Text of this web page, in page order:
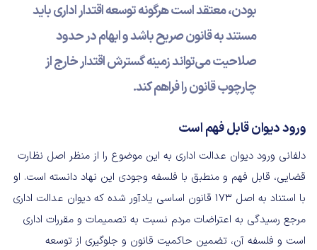
بودن، معتقد است هرگونه توسعه اقتدار اداری باید
مستند به قانون صریح باشد و ابهام در حدود
صلاحیت می‌تواند زمینه گسترش اقتدار خارج از
چارچوب قانون را فراهم کند.
ورود دیوان قابل فهم است
دلفانی ورود دیوان عدالت اداری به این موضوع را از منظر اصل نظارت
قضایی، قابل فهم و منطبق با فلسفه وجودی این نهاد دانسته است. او
با استناد به اصل ۱۷۳ قانون اساسی یادآور شده که دیوان عدالت اداری
مرجع رسیدگی به اعتراضات مردم نسبت به تصمیمات و مقررات اداری
است و فلسفه آن، تضمین حاکمیت قانون و جلوگیری از توسعه